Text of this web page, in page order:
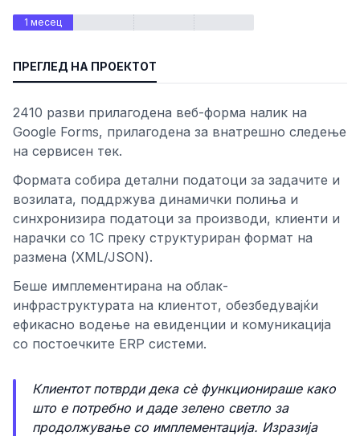
1 месец
ПРЕГЛЕД НА ПРОЕКТОТ
2410 разви прилагодена веб-форма налик на
Google Forms, прилагодена за внатрешно следење
на сервисен тек.
Формата собира детални податоци за задачите и
возилата, поддржува динамички полиња и
синхронизира податоци за производи, клиенти и
нарачки со 1C преку структуриран формат на
размена (XML/JSON).
Беше имплементирана на облак-
инфраструктурата на клиентот, обезбедувајќи
ефикасно водење на евиденции и комуникација
со постоечките ERP системи.
Клиентот потврди дека сè функционираше како
што е потребно и даде зелено светло за
продолжување со имплементација. Изразија